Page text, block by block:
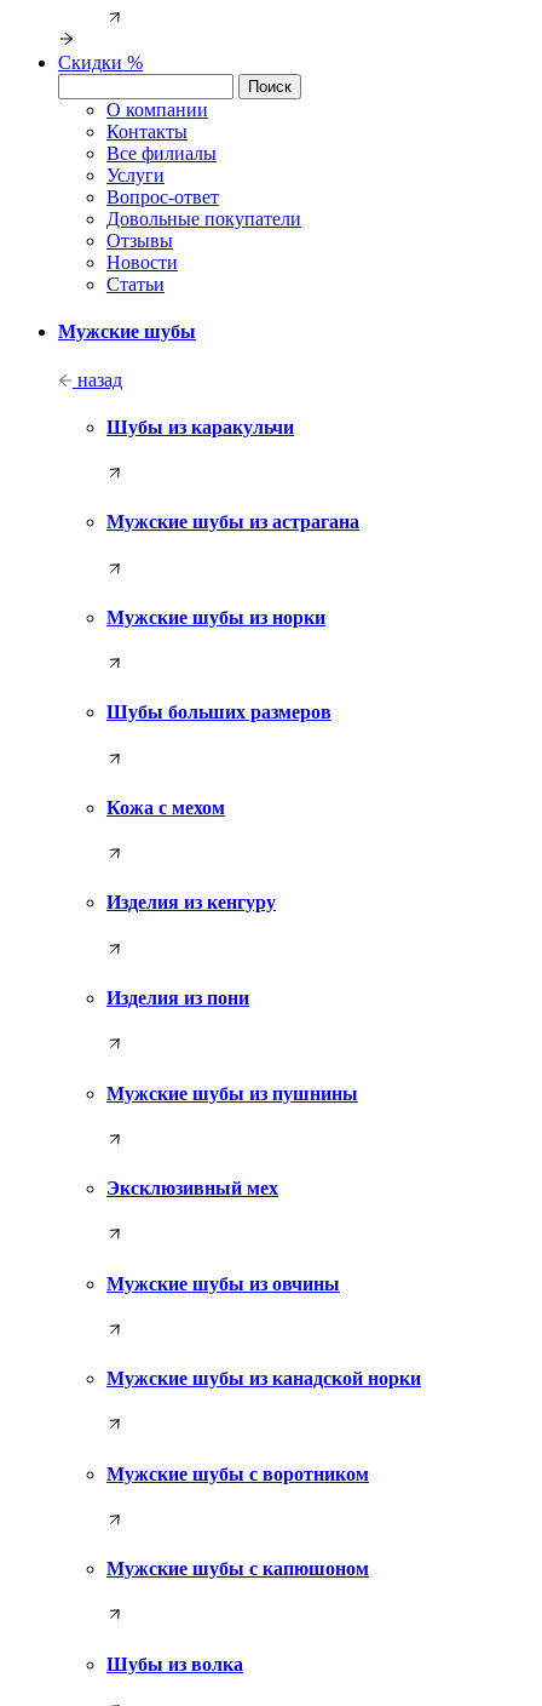
Скидки %
О компании
Контакты
Все филиалы
Услуги
Вопрос-ответ
Довольные покупатели
Отзывы
Новости
Статьи
Мужские шубы
назад
Шубы из каракульчи
Мужские шубы из астрагана
Мужские шубы из норки
Шубы больших размеров
Кожа с мехом
Изделия из кенгуру
Изделия из пони
Мужские шубы из пушнины
Эксклюзивный мех
Мужские шубы из овчины
Мужские шубы из канадской норки
Мужские шубы с воротником
Мужские шубы с капюшоном
Шубы из волка